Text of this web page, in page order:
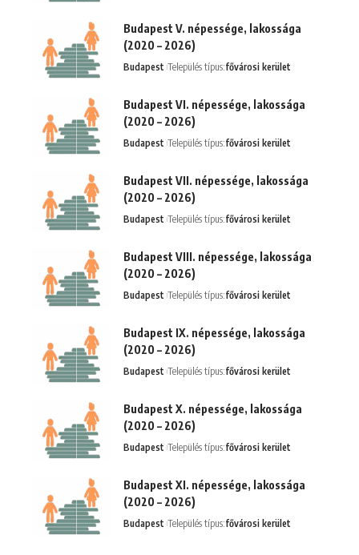
Budapest V. népessége, lakossága
(2020 – 2026)
Budapest Település típus:fővárosi kerület
Budapest VI. népessége, lakossága
(2020 – 2026)
Budapest Település típus:fővárosi kerület
Budapest VII. népessége, lakossága
(2020 – 2026)
Budapest Település típus:fővárosi kerület
Budapest VIII. népessége, lakossága
(2020 – 2026)
Budapest Település típus:fővárosi kerület
Budapest IX. népessége, lakossága
(2020 – 2026)
Budapest Település típus:fővárosi kerület
Budapest X. népessége, lakossága
(2020 – 2026)
Budapest Település típus:fővárosi kerület
Budapest XI. népessége, lakossága
(2020 – 2026)
Budapest Település típus:fővárosi kerület